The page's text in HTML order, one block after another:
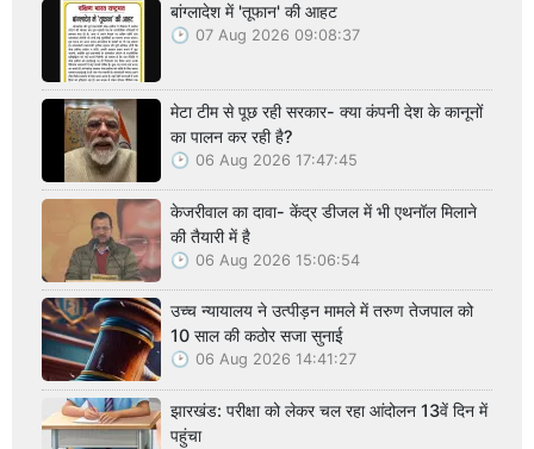
बांग्लादेश में 'तूफान' की आहट
07 Aug 2026 09:08:37
मेटा टीम से पूछ रही सरकार- क्या कंपनी देश के कानूनों
का पालन कर रही है?
06 Aug 2026 17:47:45
केजरीवाल का दावा- केंद्र डीजल में भी एथनॉल मिलाने
की तैयारी में है
06 Aug 2026 15:06:54
उच्च न्यायालय ने उत्पीड़न मामले में तरुण तेजपाल को
10 साल की कठोर सजा सुनाई
06 Aug 2026 14:41:27
झारखंड: परीक्षा को लेकर चल रहा आंदोलन 13वें दिन में
पहुंचा